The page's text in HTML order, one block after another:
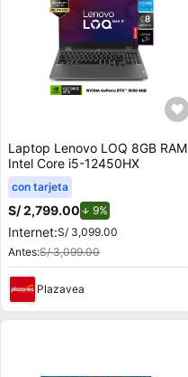
Laptop Lenovo LOQ 8GB RAM
Intel Core i5-12450HX
con tarjeta
S/ 2,799.00 9%
Internet:S/ 3,099.00
Antes:S/ 3,099.00
Plazavea